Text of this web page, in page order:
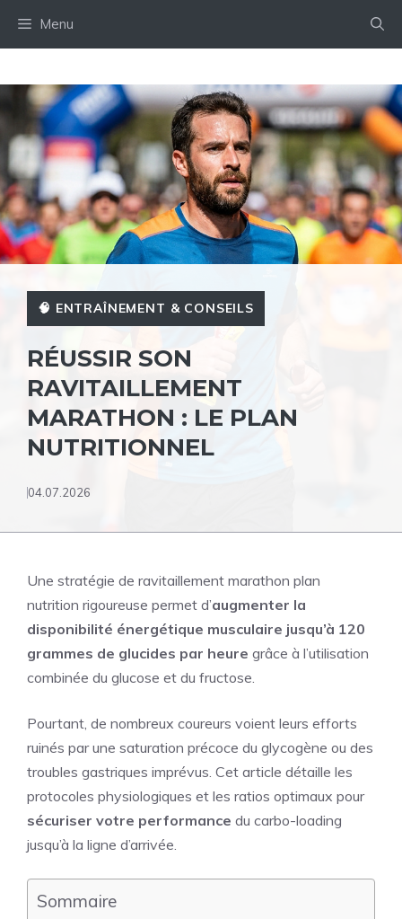
Menu
🧠 ENTRAÎNEMENT & CONSEILS
RÉUSSIR SON
RAVITAILLEMENT
MARATHON : LE PLAN
NUTRITIONNEL
04.07.2026
Une stratégie de ravitaillement marathon plan
nutrition rigoureuse permet d’augmenter la
disponibilité énergétique musculaire jusqu’à 120
grammes de glucides par heure grâce à l’utilisation
combinée du glucose et du fructose.
Pourtant, de nombreux coureurs voient leurs efforts
ruinés par une saturation précoce du glycogène ou des
troubles gastriques imprévus. Cet article détaille les
protocoles physiologiques et les ratios optimaux pour
sécuriser votre performance du carbo-loading
jusqu’à la ligne d’arrivée.
Sommaire